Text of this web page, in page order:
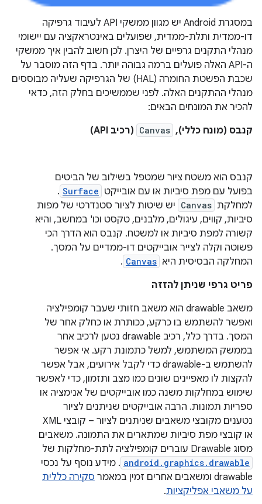
במסגרת Android יש מגוון ממשקי API לעיבוד גרפיקה
דו-ממדית ותלת-ממדית, שפועלים באינטראקציה עם יישומי
מנהלי התקנים גרפיים של היצרן. לכן חשוב להבין איך ממשקי
ה-API האלה פועלים ברמה גבוהה יותר. בדף הזה מוסבר על
שכבת הפשטת החומרה (HAL) של הגרפיקה שעליה מבוססים
מנהלי ההתקנים האלה. לפני שממשיכים בחלק הזה, כדאי
להכיר את המונחים הבאים:
קנבס (מונח כללי), Canvas (רכיב API)
קנבס הוא משטח ציור שמטפל בשילוב של הביטים
בפועל עם מפת סיביות או עם אובייקט Surface
.
למחלקת Canvas יש שיטות לציור סטנדרטי של מפות
סיביות, קווים, עיגולים, מלבנים, טקסט וכו' במחשב, והיא
קשורה למפת סיביות או למשטח. קנבס הוא הדרך הכי
פשוטה וקלה לצייר אובייקטים דו-ממדיים על המסך.
המחלקה הבסיסית היא Canvas
.
פריט גרפי שניתן להזזה
משאב drawable הוא משאב חזותי שעבר קומפילציה
ואפשר להשתמש בו כרקע, ככותרת או כחלק אחר של
המסך. בדרך כלל, רכיב drawable נטען לרכיב אחר
בממשק המשתמש, למשל כתמונת רקע. אי אפשר
להשתמש ב-drawable כדי לקבל אירועים, אבל אפשר
להקצות לו מאפיינים שונים כמו מצב ותזמון, כדי לאפשר
שימוש במחלקות משנה כמו אובייקטים של אנימציה או
ספריות תמונות. הרבה אובייקטים שניתנים לציור
נטענים מקובצי משאבים שניתנים לציור – קובצי XML
או קובצי מפת סיביות שמתארים את התמונה. משאבים
מסוג Drawable עוברים קומפילציה לתת-מחלקות של
android.graphics.drawable . מידע נוסף על נכסי
drawable ומשאבים אחרים זמין במאמר
סקירה כללית
על משאבי אפליקציות.